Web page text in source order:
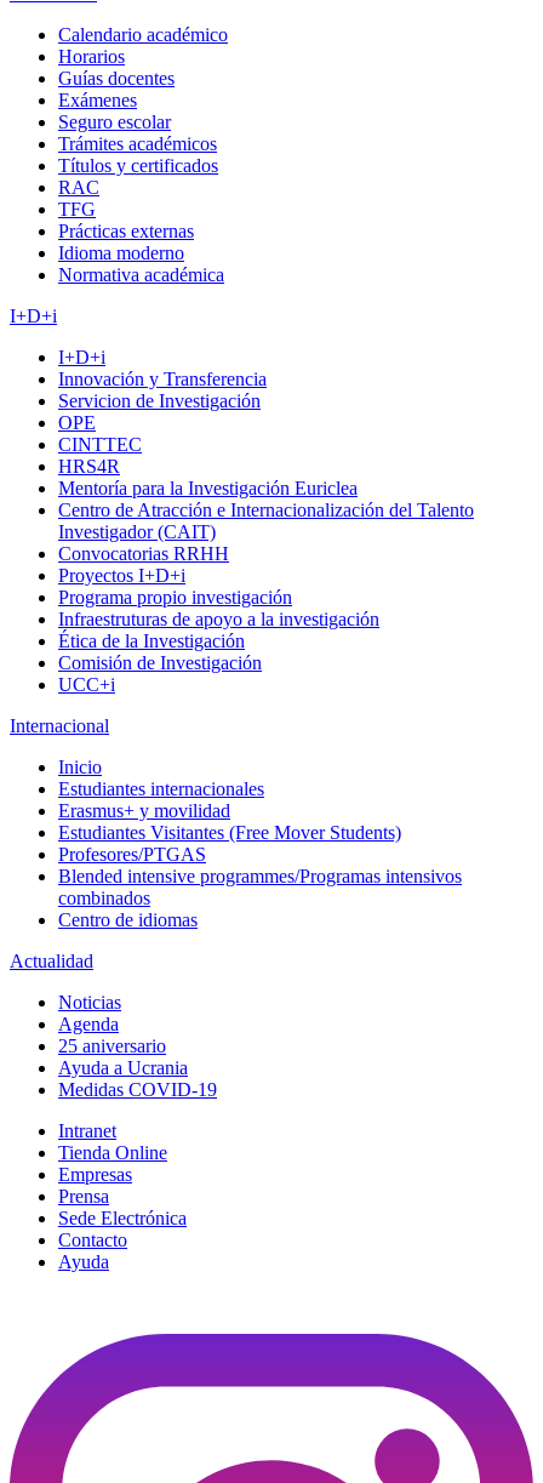
Calendario académico
Horarios
Guías docentes
Exámenes
Seguro escolar
Trámites académicos
Títulos y certificados
RAC
TFG
Prácticas externas
Idioma moderno
Normativa académica
I+D+i
I+D+i
Innovación y Transferencia
Servicion de Investigación
OPE
CINTTEC
HRS4R
Mentoría para la Investigación Euriclea
Centro de Atracción e Internacionalización del Talento
Investigador (CAIT)
Convocatorias RRHH
Proyectos I+D+i
Programa propio investigación
Infraestruturas de apoyo a la investigación
Ética de la Investigación
Comisión de Investigación
UCC+i
Internacional
Inicio
Estudiantes internacionales
Erasmus+ y movilidad
Estudiantes Visitantes (Free Mover Students)
Profesores/PTGAS
Blended intensive programmes/Programas intensivos
combinados
Centro de idiomas
Actualidad
Noticias
Agenda
25 aniversario
Ayuda a Ucrania
Medidas COVID-19
Intranet
Tienda Online
Empresas
Prensa
Sede Electrónica
Contacto
Ayuda